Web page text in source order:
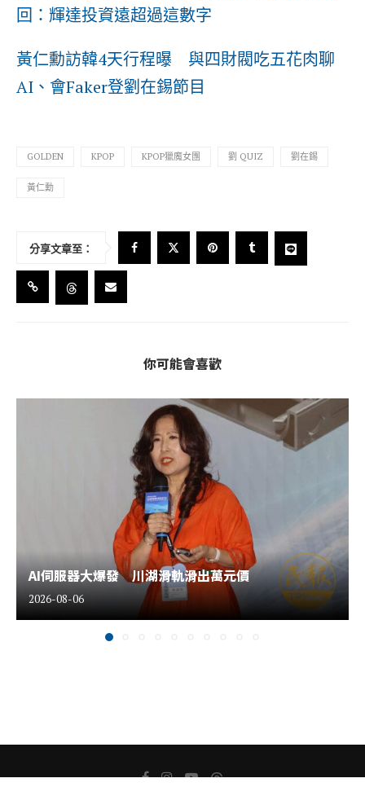
回：輝達投資遠超過這數字
黃仁勳訪韓4天行程曝 與四財閥吃五花肉聊
AI、會Faker登劉在錫節目
GOLDEN KPOP KPOP獵魔女團 劉 QUIZ 劉在錫
黃仁勳
分享文章至：
你可能會喜歡
AI伺服器大爆發 川湖滑軌滑出萬元價
2026-08-06